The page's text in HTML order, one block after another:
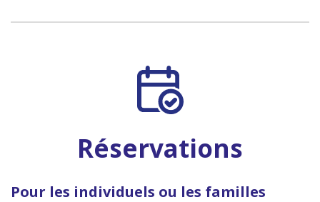
Réservations
Pour les individuels ou les familles